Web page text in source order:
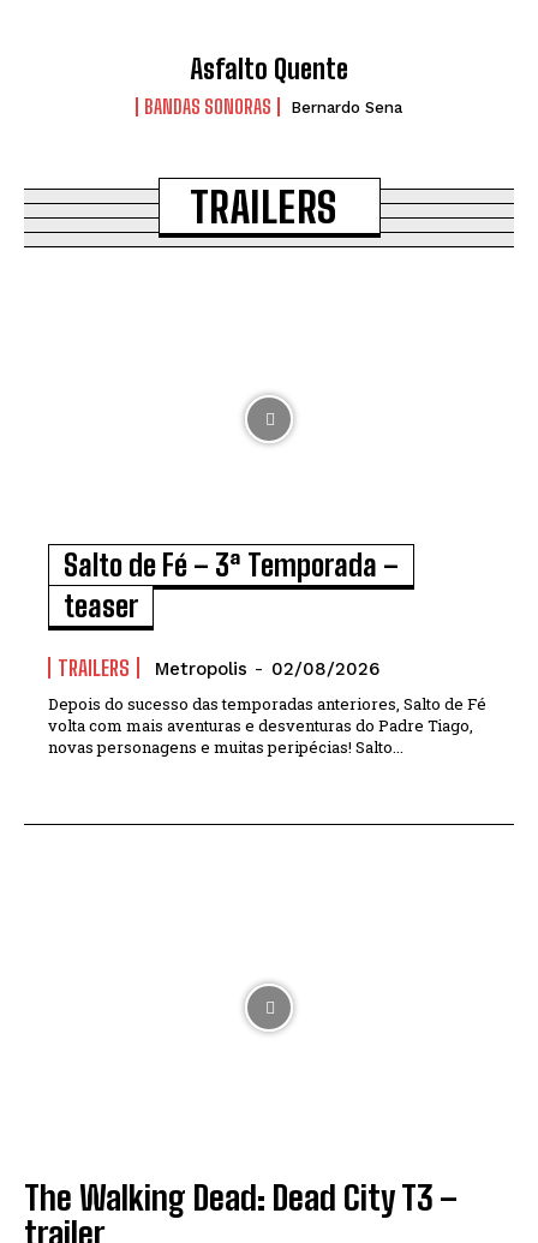
Asfalto Quente
BANDAS SONORAS Bernardo Sena
TRAILERS
Salto de Fé – 3ª Temporada –
teaser
TRAILERS Metropolis - 02/08/2026
Depois do sucesso das temporadas anteriores, Salto de Fé
volta com mais aventuras e desventuras do Padre Tiago,
novas personagens e muitas peripécias! Salto...
The Walking Dead: Dead City T3 –
trailer